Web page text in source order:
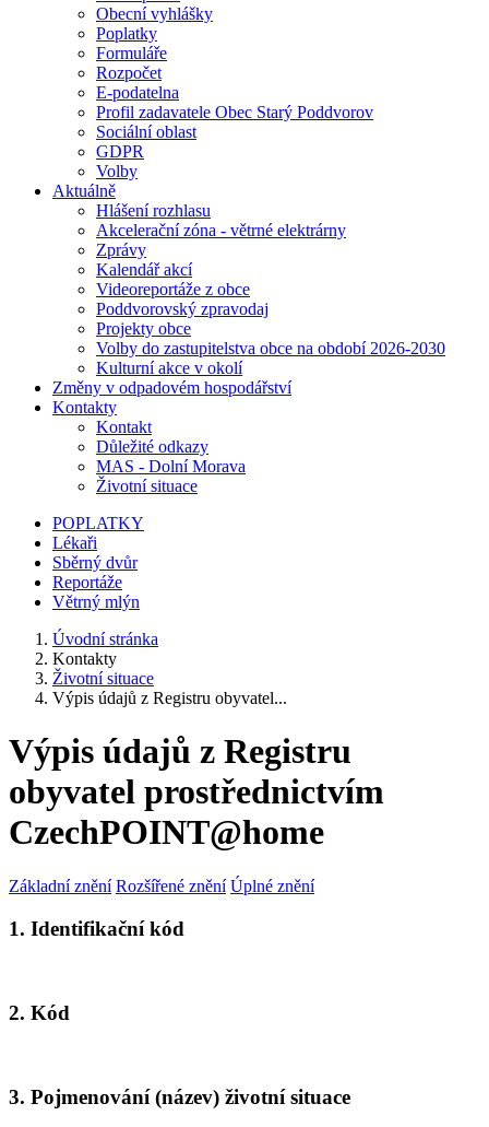
Obecní vyhlášky
Poplatky
Formuláře
Rozpočet
E-podatelna
Profil zadavatele Obec Starý Poddvorov
Sociální oblast
GDPR
Volby
Aktuálně
Hlášení rozhlasu
Akcelerační zóna - větrné elektrárny
Zprávy
Kalendář akcí
Videoreportáže z obce
Poddvorovský zpravodaj
Projekty obce
Volby do zastupitelstva obce na období 2026-2030
Kulturní akce v okolí
Změny v odpadovém hospodářství
Kontakty
Kontakt
Důležité odkazy
MAS - Dolní Morava
Životní situace
POPLATKY
Lékaři
Sběrný dvůr
Reportáže
Větrný mlýn
Úvodní stránka
Kontakty
Životní situace
Výpis údajů z Registru obyvatel...
Výpis údajů z Registru
obyvatel prostřednictvím
CzechPOINT@home
Základní znění Rozšířené znění Úplné znění
1. Identifikační kód
2. Kód
3. Pojmenování (název) životní situace